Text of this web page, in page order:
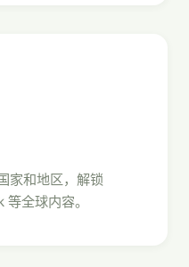
家和地区，解锁
全球内容。